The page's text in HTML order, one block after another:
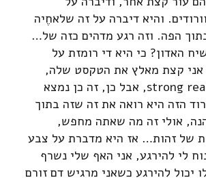
והיא דיברה על זה שלאחֶיה
הפה. וזה רגע מדהים כזה של…
האדון? כי היא די רומזת על
אני קצת מאלץ את הטקסט שלה,
עושה קצת strong reading, אבל כן, זה כן נמצא
הזה היא רואה את זה שזה בתוך
אולי זה מה שאתה מחפש,
של זהות… אז היא מדברת על צבע
לי להירגע, אני האף שלי נשרף
יכול להירגע כשאני מרגיש דם זורם